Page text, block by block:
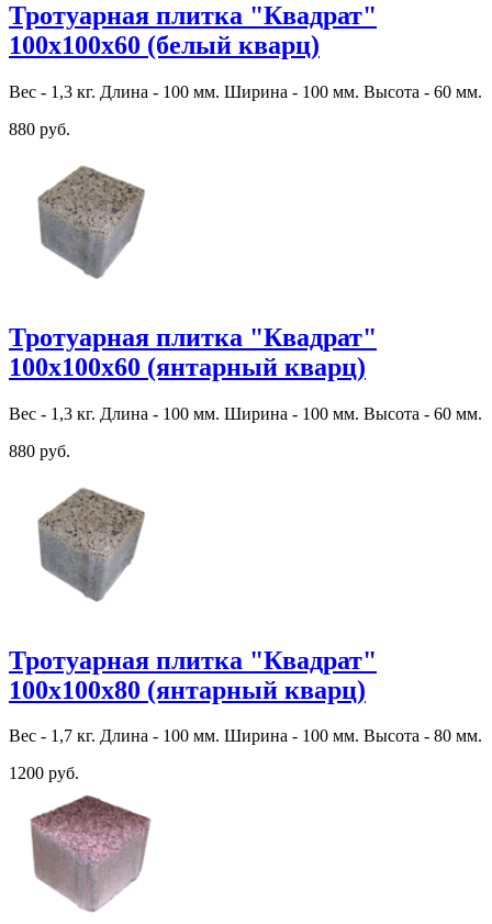
Тротуарная плитка "Квадрат"
100х100х60 (белый кварц)
Вес - 1,3 кг. Длина - 100 мм. Ширина - 100 мм. Высота - 60 мм.
880 руб.
Тротуарная плитка "Квадрат"
100х100х60 (янтарный кварц)
Вес - 1,3 кг. Длина - 100 мм. Ширина - 100 мм. Высота - 60 мм.
880 руб.
Тротуарная плитка "Квадрат"
100х100х80 (янтарный кварц)
Вес - 1,7 кг. Длина - 100 мм. Ширина - 100 мм. Высота - 80 мм.
1200 руб.